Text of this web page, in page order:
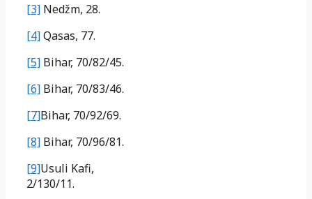
[3] Nedžm, 28.
[4]Qasas, 77.
[5] Bihar, 70/82/45.
[6] Bihar, 70/83/46.
[7]Bihar, 70/92/69.
[8] Bihar, 70/96/81.
[9]Usuli Kafi,
2/130/11.